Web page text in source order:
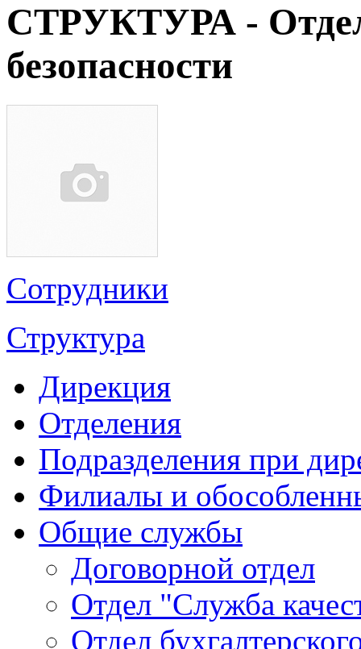
СТРУКТУРА -
безопасности
Сотрудники
Структура
Дирекция
Отделения
Подразделения при
Филиалы и
Общие службы
Договорной отдел
Отдел "Служба
Отдел